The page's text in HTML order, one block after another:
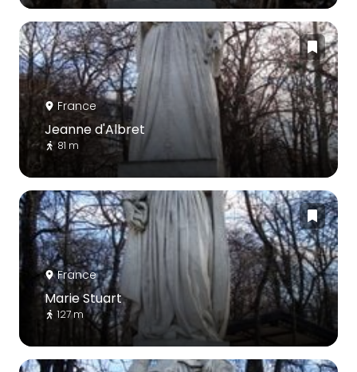
France
Jeanne d'Albret
81 m
France
Marie Stuart
127 m